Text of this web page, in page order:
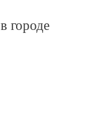
городе